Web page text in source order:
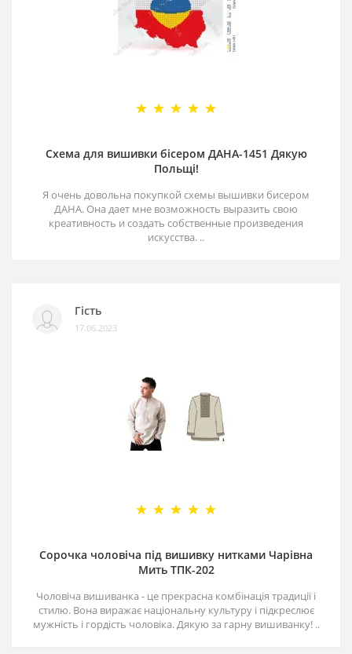
Схема для вишивки бісером ДАНА-1451 Дякую
Польщі!
Я очень довольна покупкой схемы вышивки бисером
ДАНА. Она дает мне возможность выразить свою
креативность и создать собственные произведения
искусства. ..
Гість
17.06.2023
Сорочка чоловіча під вишивку нитками Чарівна
Мить ТПК-202
Чоловіча вишиванка - це прекрасна комбінація традиції і
стилю. Вона виражає національну культуру і підкреслює
мужність і гордість чоловіка. Дякую за гарну вишиванку! ..